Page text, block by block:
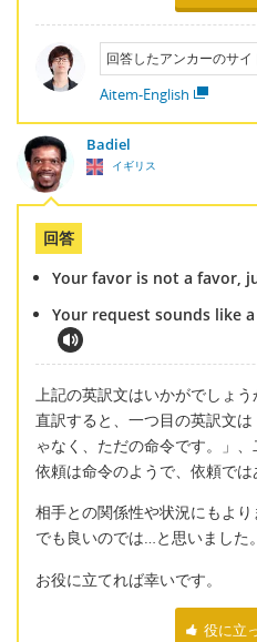
回答したアンカーのサイ
Aitem-English
Badiel
イギリス
回答
Your favor is not a favor,
Your request sounds like
上記の英訳文はいかがでしょう
直訳すると、一つ目の英訳文
ゃなく、ただの命令です。」
依頼は命令のようで、依頼では
相手との関係性や状況にもよ
でも良いのでは…と思いました。
お役に立てれば幸いです。
役に立